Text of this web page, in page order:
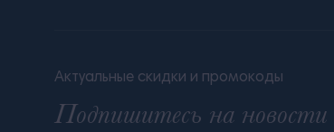
Актуальные скидки и промокоды
Подпишитесь на новости